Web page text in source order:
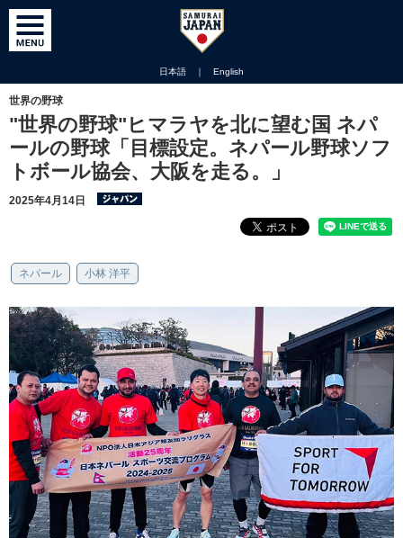
日本語 ｜ English
世界の野球
"世界の野球"ヒマラヤを北に望む国 ネパ
ールの野球「目標設定。ネパール野球ソフ
トボール協会、大阪を走る。」
2025年4月14日
ネパール 小林 洋平